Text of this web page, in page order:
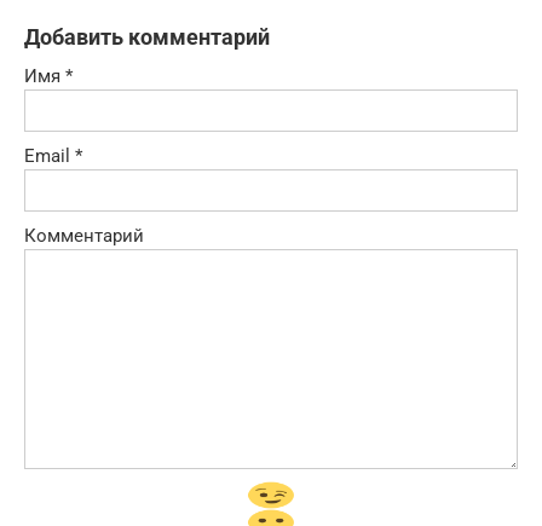
Добавить комментарий
Имя *
Email *
Комментарий